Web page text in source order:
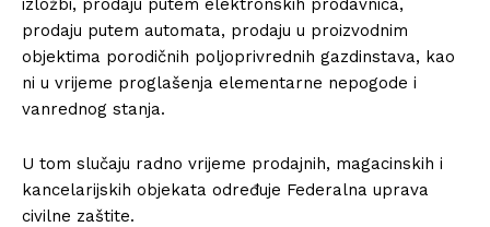
izložbi, prodaju putem elektronskih prodavnica,
prodaju putem automata, prodaju u proizvodnim
objektima porodičnih poljoprivrednih gazdinstava, kao
ni u vrijeme proglašenja elementarne nepogode i
vanrednog stanja.
U tom slučaju radno vrijeme prodajnih, magacinskih i
kancelarijskih objekata određuje Federalna uprava
civilne zaštite.